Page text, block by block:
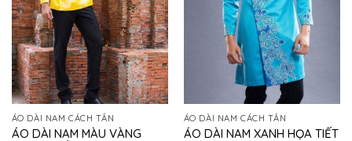
ÁO DÀI NAM CÁCH TÂN
ÁO DÀI NAM MÀU VÀNG
ÁO DÀI NAM CÁCH TÂN
ÁO DÀI NAM XANH HỌA TIẾT